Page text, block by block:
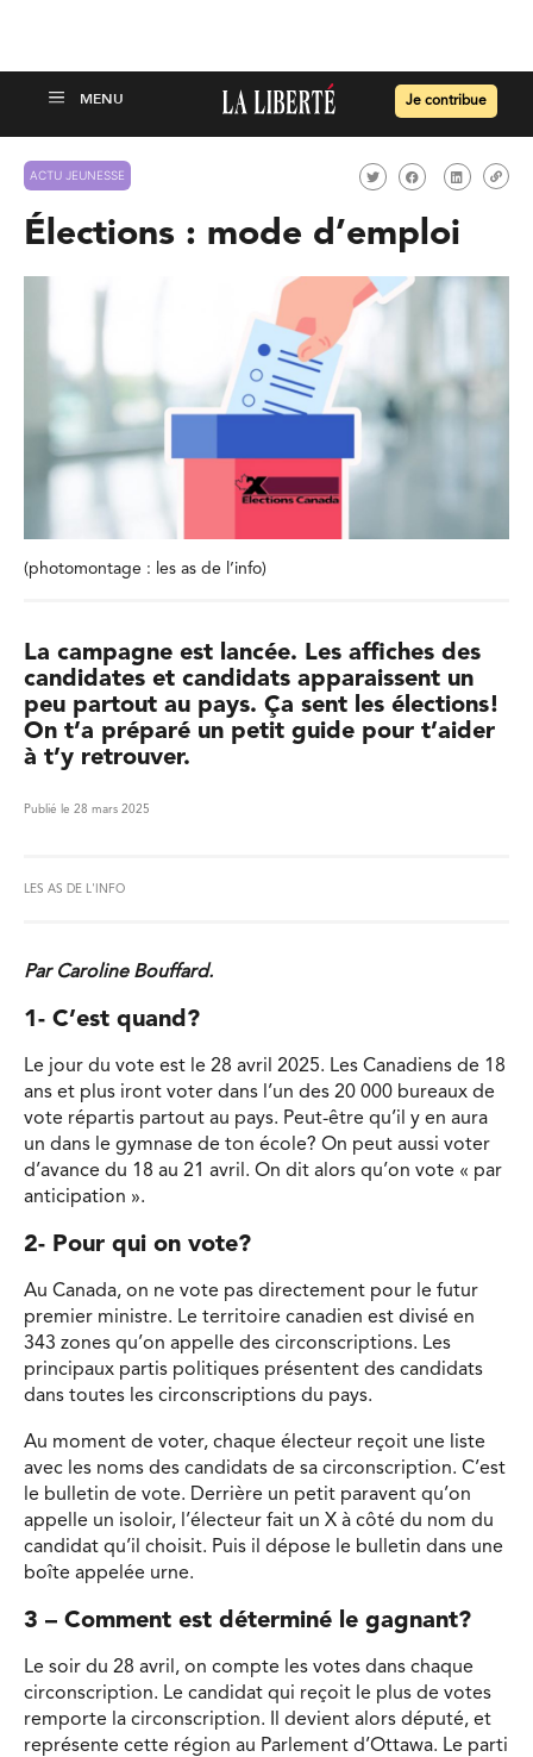
Je contribue
ACTU JEUNESSE
Élections : mode d’emploi
(photomontage : les as de l’info)
La campagne est lancée. Les affiches des
candidates et candidats apparaissent un
peu partout au pays. Ça sent les élections!
On t’a préparé un petit guide pour t’aider
à t’y retrouver.
Publié le 28 mars 2025
LES AS DE L'INFO
Par Caroline Bouffard.
1- C’est quand ?
Le jour du vote est le 28 avril 2025. Les Canadiens de 18
ans et plus iront voter dans l’un des 20 000 bureaux de
vote répartis partout au pays. Peut-être qu’il y en aura
un dans le gymnase de ton école? On peut aussi voter
d’avance du 18 au 21 avril. On dit alors qu’on vote « par
anticipation ».
2- Pour qui on vote?
Au Canada, on ne vote pas directement pour le futur
premier ministre. Le territoire canadien est divisé en
343 zones qu’on appelle des circonscriptions. Les
principaux partis politiques présentent des candidats
dans toutes les circonscriptions du pays.
Au moment de voter, chaque électeur reçoit une liste
avec les noms des candidats de sa circonscription. C’est
le bulletin de vote. Derrière un petit paravent qu’on
appelle un isoloir, l’électeur fait un X à côté du nom du
candidat qu’il choisit. Puis il dépose le bulletin dans une
boîte appelée urne.
3 – Comment est déterminé le gagnant?
Le soir du 28 avril, on compte les votes dans chaque
circonscription. Le candidat qui reçoit le plus de votes
remporte la circonscription. Il devient alors député, et
représente cette région au Parlement d’Ottawa. Le parti